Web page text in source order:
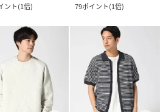
ント(1倍)
79ポイント(1倍)